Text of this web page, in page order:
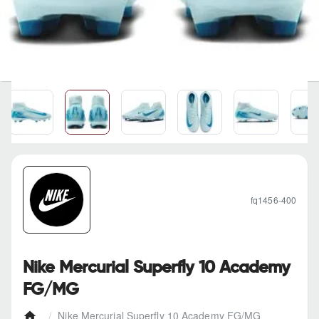
Nike Mercurial Superfly 10 Academy FG/MG
Nike Mercurial Superfly 10 Academy
FG/MG
fq1456-400